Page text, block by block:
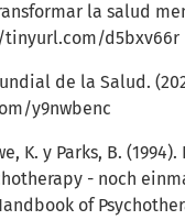
la salud
d5bxv66r
de la Salud.
y9nwbenc
K. y Parks, B. (1994).
- noch
of